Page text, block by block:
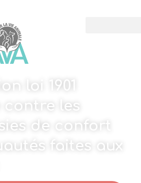
loi 1901
contre les
de confort
faites aux